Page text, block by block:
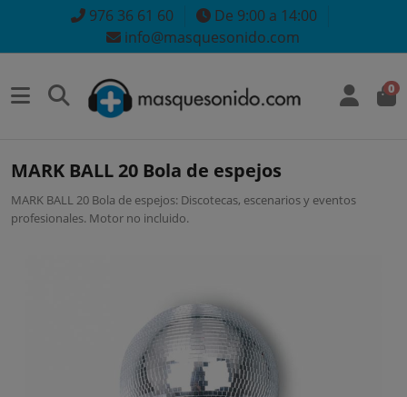
976 36 61 60
De 9:00 a 14:00
info@masquesonido.com
0
MARK BALL 20 Bola de espejos
MARK BALL 20 Bola de espejos: Discotecas, escenarios y eventos
profesionales. Motor no incluido.